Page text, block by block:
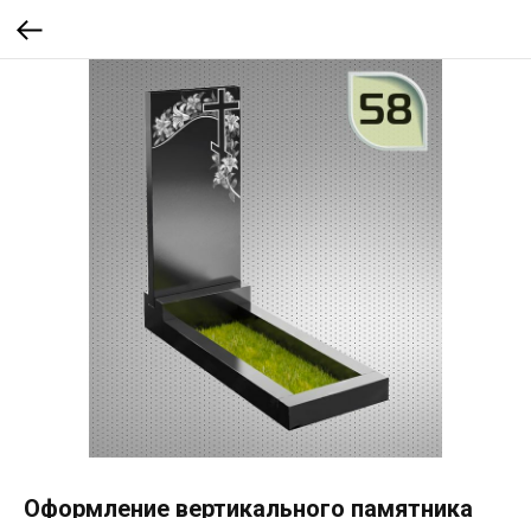
Оформление вертикального памятника